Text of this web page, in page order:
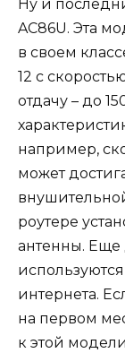
Ну и
AC86U. Эта
в своем
12 с
отдачу – до
например,
может
роутере
антенны. Еще
интернета.
на первом
к этой